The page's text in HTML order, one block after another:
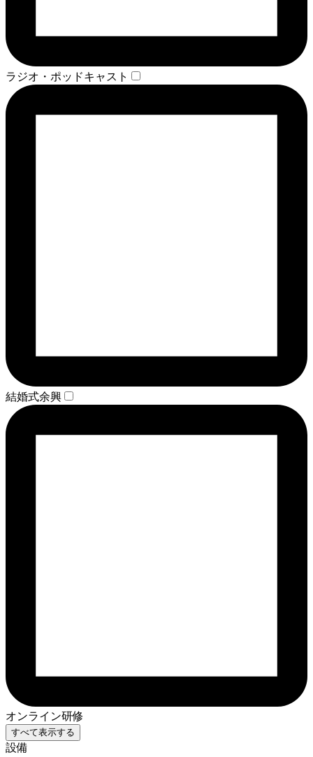
ラジオ・ポッドキャスト
結婚式余興
オンライン研修
すべて表示する
設備